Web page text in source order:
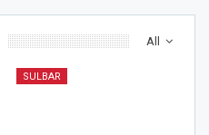
All
SULBAR